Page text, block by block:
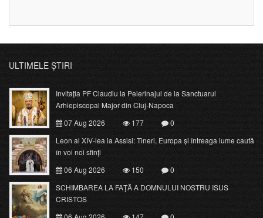
ULTIMELE ȘTIRI
Invitația PF Claudiu la Pelerinajul de la Sanctuarul
Arhiepiscopal Major din Cluj-Napoca
07 Aug 2026
177
0
Leon al XIV-lea la Assisi: Tineri, Europa și întreaga lume caută
în voi noi sfinți
06 Aug 2026
150
0
SCHIMBAREA LA FAŢĂ A DOMNULUI NOSTRU ISUS
CRISTOS